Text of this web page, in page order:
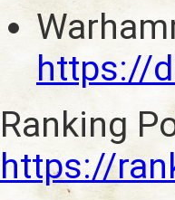
https://
Ranking
https://